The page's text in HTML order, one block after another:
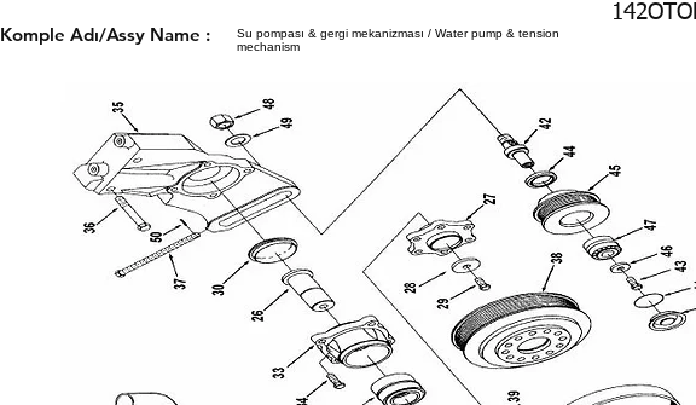
Komple Adı/Assy Name :
Su pompası & gergi mekanizması / Water pump & tension
mechanism